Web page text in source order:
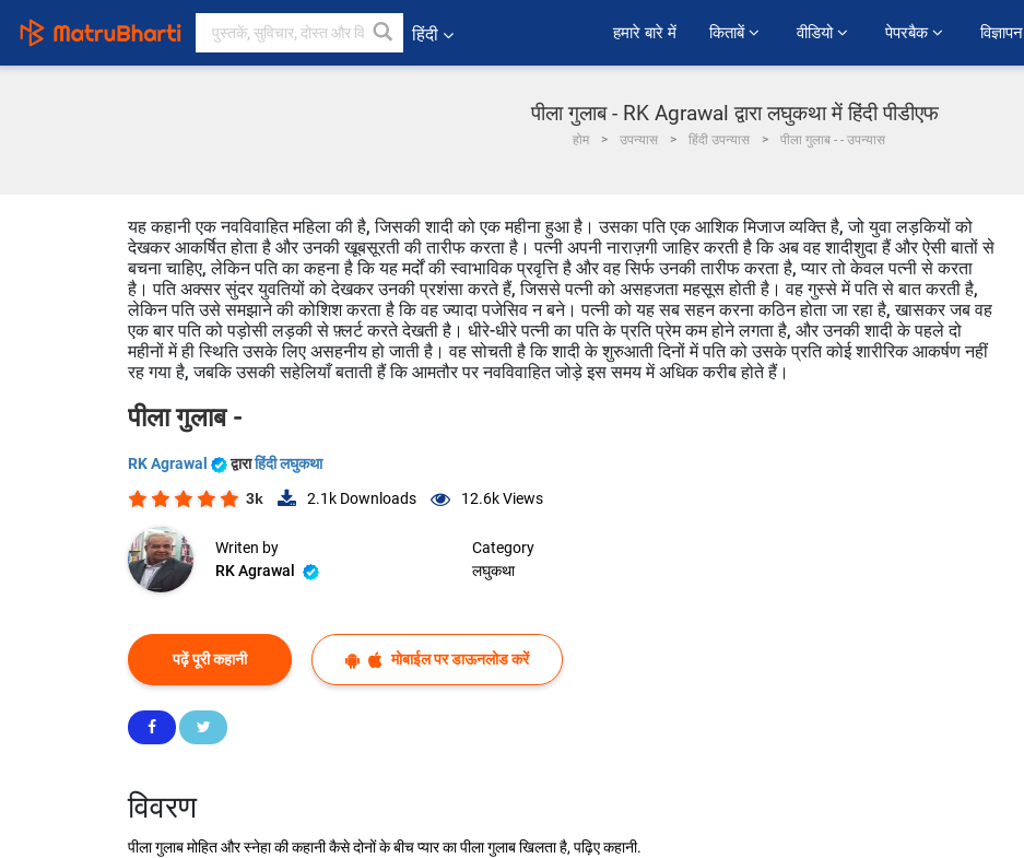
हिंदी हमारे बारे में किताबें वीडियो पेपरबैक विज्ञापन
पीला गुलाब - RK Agrawal द्वारा लघुकथा में हिंदी पीडीएफ
होम उपन्यास हिंदी उपन्यास पीला गुलाब - - उपन्यास
यह कहानी एक नवविवाहित महिला की है, जिसकी शादी को एक महीना हुआ है। उसका पति एक आशिक मिजाज व्यक्ति है, जो युवा लड़कियों को
देखकर आकर्षित होता है और उनकी खूबसूरती की तारीफ करता है। पत्नी अपनी नाराज़गी जाहिर करती है कि अब वह शादीशुदा हैं और ऐसी बातों से
बचना चाहिए, लेकिन पति का कहना है कि यह मर्दों की स्वाभाविक प्रवृत्ति है और वह सिर्फ उनकी तारीफ करता है, प्यार तो केवल पत्नी से करता
है। पति अक्सर सुंदर युवतियों को देखकर उनकी प्रशंसा करते हैं, जिससे पत्नी को असहजता महसूस होती है। वह गुस्से में पति से बात करती है,
लेकिन पति उसे समझाने की कोशिश करता है कि वह ज्यादा पजेसिव न बने। पत्नी को यह सब सहन करना कठिन होता जा रहा है, खासकर जब वह
एक बार पति को पड़ोसी लड़की से फ़्लर्ट करते देखती है। धीरे-धीरे पत्नी का पति के प्रति प्रेम कम होने लगता है, और उनकी शादी के पहले दो
महीनों में ही स्थिति उसके लिए असहनीय हो जाती है। वह सोचती है कि शादी के शुरुआती दिनों में पति को उसके प्रति कोई शारीरिक आकर्षण नहीं
रह गया है, जबकि उसकी सहेलियाँ बताती हैं कि आमतौर पर नवविवाहित जोड़े इस समय में अधिक करीब होते हैं।
पीला गुलाब -
RK Agrawal द्वाराहिंदी लघुकथा
3k 2.1k Downloads 12.6kViews
Writen by
RK Agrawal
Category
लघुकथा
पढ़ें पूरी कहानी मोबाईल पर डाऊनलोड करें
विवरण
पीला गुलाब मोहित और स्नेहा की कहानी कैसे दोनों के बीच प्यार का पीला गुलाब खिलता है, पढ़िए कहानी.